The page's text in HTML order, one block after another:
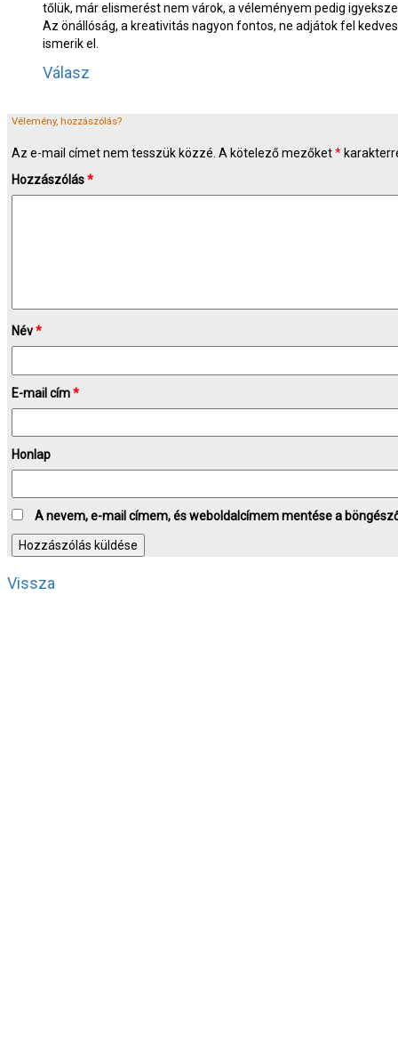
tőlük, már elismerést nem várok, a véleményem pedig
Az önállóság, a kreativitás nagyon fontos, ne adjátok fel
ismerik el.
Válasz
Vélemény, hozzászólás?
Az e-mail címet nem tesszük közzé. A kötelező mezőket*
Hozzászólás*
Név*
E-mail cím*
Honlap
A nevem, e-mail címem, és weboldalcímem mentése a
Vissza